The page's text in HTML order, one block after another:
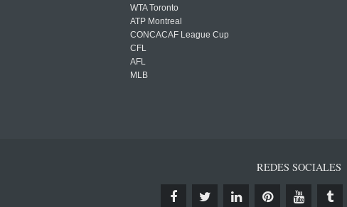
WTA Toronto
ATP Montreal
CONCACAF League Cup
CFL
AFL
MLB
REDES SOCIALES